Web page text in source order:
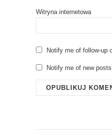
Witryna internetowa
Notify me of follow-up
Notify me of new